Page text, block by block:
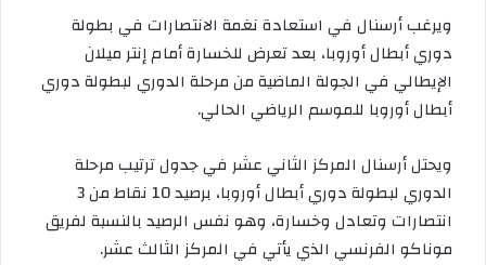
ويرغب أرسنال في استعادة نغمة الانتصارات في بطولة
دوري أبطال أوروبا، بعد تعرض للخسارة أمام إنتر ميلان
الإيطالي في الجولة الماضية من مرحلة الدوري لبطولة دوري
أبطال أوروبا للموسم الرياضي الحالي.
ويحتل أرسنال المركز الثاني عشر في جدول ترتيب مرحلة
الدوري لبطولة دوري أبطال أوروبا، برصيد 10 نقاط من 3
انتصارات وتعادل وخسارة، وهو نفس الرصيد بالنسبة لفريق
موناكو الفرنسي الذي يأتي في المركز الثالث عشر.